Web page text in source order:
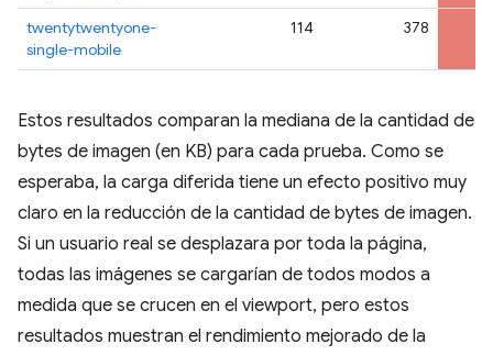
twentytwentyone-
single-mobile
114 378
Estos resultados comparan la mediana de la cantidad de
bytes de imagen (en KB) para cada prueba. Como se
esperaba, la carga diferida tiene un efecto positivo muy
claro en la reducción de la cantidad de bytes de imagen.
Si un usuario real se desplazara por toda la página,
todas las imágenes se cargarían de todos modos a
medida que se crucen en el viewport, pero estos
resultados muestran el rendimiento mejorado de la